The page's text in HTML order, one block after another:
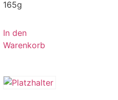
165g
In den
Warenkorb